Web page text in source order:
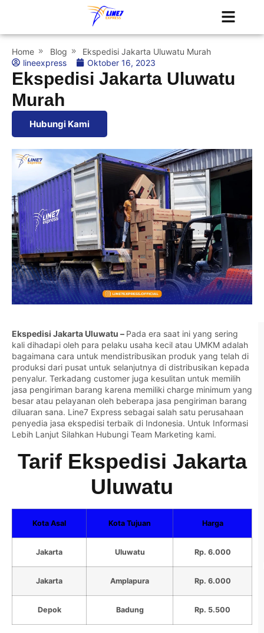
Home Blog
Ekspedisi Jakarta Uluwatu Murah
lineexpress
Oktober 16, 2023
Ekspedisi Jakarta Uluwatu
Murah
Hubungi Kami
Ekspedisi Jakarta Uluwatu – Pada era saat ini yang sering
kali dihadapi oleh para pelaku usaha kecil atau UMKM adalah
bagaimana cara untuk mendistribusikan produk yang telah di
produksi dari pusat untuk selanjutnya di distribusikan kepada
penyalur. Terkadang customer juga kesulitan untuk memilih
jasa pengiriman barang karena memiliki charge minimum yang
besar atau pelayanan oleh beberapa jasa pengiriman barang
diluaran sana. Line7 Express sebagai salah satu perusahaan
penyedia jasa ekspedisi terbaik di Indonesia. Untuk Informasi
Lebih Lanjut Silahkan Hubungi Team Marketing kami.
Tarif Ekspedisi Jakarta
Uluwatu
Kota Asal Kota Tujuan Harga
Jakarta Uluwatu Rp. 6.000
Jakarta Amplapura Rp. 6.000
Depok Badung Rp. 5.500